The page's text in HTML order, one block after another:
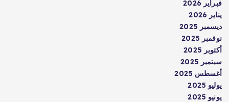
فبراير 2026
يناير 2026
ديسمبر 2025
نوفمبر 2025
أكتوبر 2025
سبتمبر 2025
أغسطس 2025
يوليو 2025
يونيو 2025